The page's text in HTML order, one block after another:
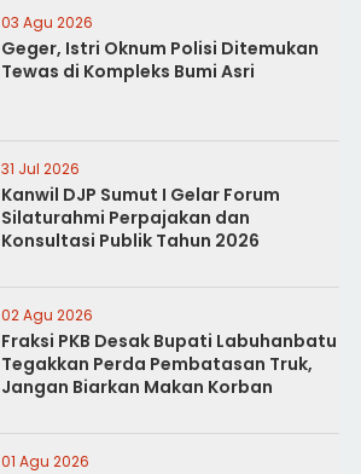
03 Agu 2026
Geger, Istri Oknum Polisi Ditemukan
Tewas di Kompleks Bumi Asri
31 Jul 2026
Kanwil DJP Sumut I Gelar Forum
Silaturahmi Perpajakan dan
Konsultasi Publik Tahun 2026
02 Agu 2026
Fraksi PKB Desak Bupati Labuhanbatu
Tegakkan Perda Pembatasan Truk,
Jangan Biarkan Makan Korban
01 Agu 2026